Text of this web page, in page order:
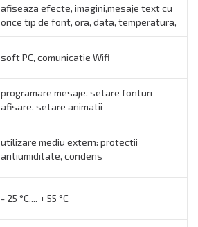
afiseaza efecte, imagini,mesaje text cu
orice tip de font, ora, data, temperatura,
soft PC, comunicatie Wifi
programare mesaje, setare fonturi
afisare, setare animatii
utilizare mediu extern: protectii
antiumiditate, condens
- 25 °C.... + 55 °C